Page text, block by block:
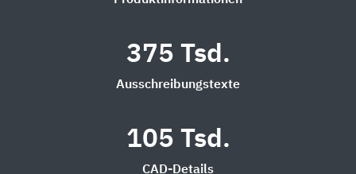
375 Tsd.
Ausschreibungstexte
105 Tsd.
CAD-Details